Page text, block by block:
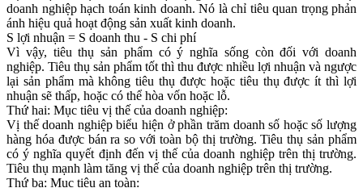
doanh nghiệp hạch toán kinh doanh. Nó là chỉ tiêu quan trọng phản
ánh hiệu quả hoạt động sản xuất kinh doanh.
S lợi nhuận = S doanh thu - S chi phí
Vì vậy, tiêu thụ sản phẩm có ý nghĩa sống còn đối với doanh
nghiệp. Tiêu thụ sản phẩm tốt thì thu được nhiều lợi nhuận và ngược
lại sản phẩm mà không tiêu thụ được hoặc tiêu thụ được ít thì lợi
nhuận sẽ thấp, hoặc có thể hòa vốn hoặc lỗ.
Thứ hai: Mục tiêu vị thế của doanh nghiệp:
Vị thế doanh nghiệp biểu hiện ở phần trăm doanh số hoặc số lượng
hàng hóa được bán ra so với toàn bộ thị trường. Tiêu thụ sản phẩm
có ý nghĩa quyết định đến vị thế của doanh nghiệp trên thị trường.
Tiêu thụ mạnh làm tăng vị thế của doanh nghiệp trên thị trường.
Thứ ba: Mục tiêu an toàn: